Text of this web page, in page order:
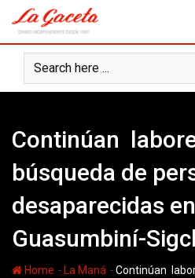
content
Continúan
búsqueda de
desaparecidas
Guasumbiní-
Home - La Maná -Continúan